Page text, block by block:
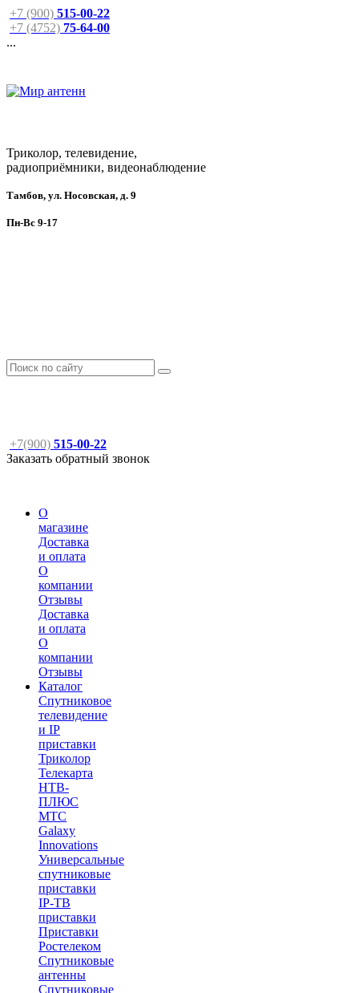
+7 (900) 515-00-22
+7 (4752) 75-64-00
...
Триколор, телевидение,
радиоприёмники, видеонаблюдение
Тамбов, ул. Носовская, д. 9
Пн-Вс 9-17
+7(900) 515-00-22
Заказать обратный звонок
О
магазине
Доставка
и оплата
О
компании
Отзывы
Доставка
и оплата
О
компании
Отзывы
Каталог
Спутниковое
телевидение
и IP
приставки
Триколор
Телекарта
НТВ-
ПЛЮС
МТС
Galaxy
Innovations
Универсальные
спутниковые
приставки
IP-ТВ
приставки
Приставки
Ростелеком
Спутниковые
антенны
Спутниковые